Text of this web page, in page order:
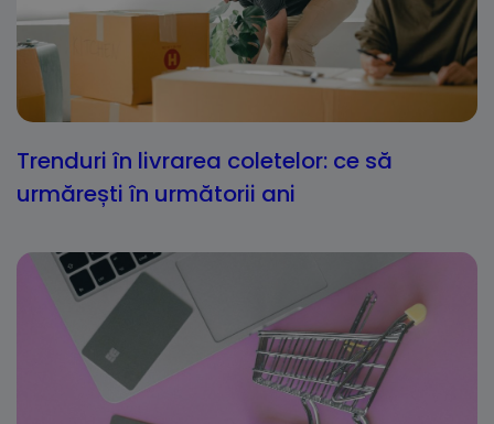
Trenduri în livrarea coletelor: ce să
urmărești în următorii ani